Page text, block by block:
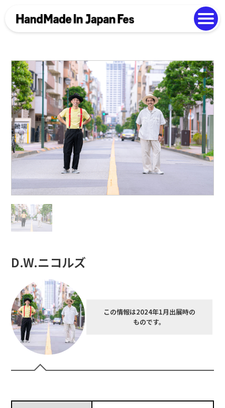
Photo Gallery
EN 中文
D.W.ニコルズ
この情報は2024年1月出展時の
ものです。